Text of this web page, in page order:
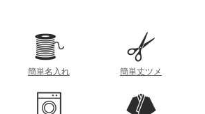
簡単名入れ 簡単丈ツメ